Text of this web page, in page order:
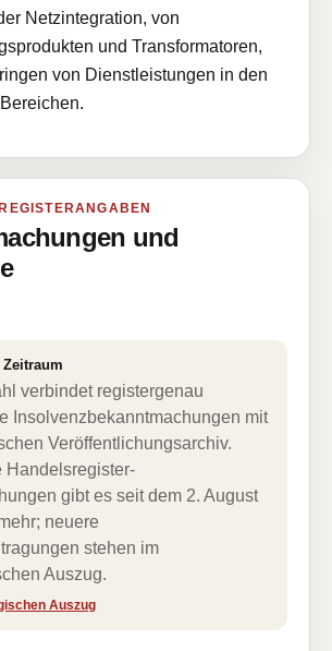
Netzintegration, von
und Transformatoren,
von Dienstleistungen in den
und
verbindet registergenau
Insolvenzbekanntmachungen mit
Veröffentlichungsarchiv.
Handelsregister-
gibt es seit dem 2. August
neuere
stehen im
Auszug.
Auszug